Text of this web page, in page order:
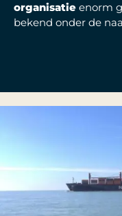
organisatie enorm
bekend onder de